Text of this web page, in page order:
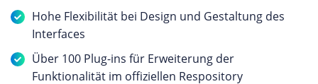
Hohe Flexibilität bei Design und Gestaltung des
Interfaces
Über 100 Plug-ins für Erweiterung der
Funktionalität im offiziellen Respository